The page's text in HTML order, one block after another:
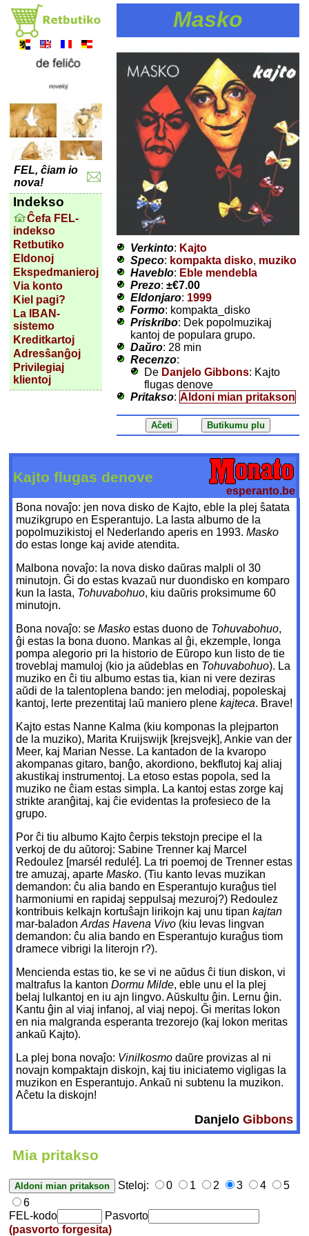
FEL, ĉiam io
nova!
Indekso
Ĉefa FEL-
indekso
Retbutiko
Eldonoj
Ekspedmanieroj
Via konto
Kiel pagi?
La IBAN-
sistemo
Kreditkartoj
Adresŝanĝoj
Privilegiaj
klientoj
Masko
Verkinto: Kajto
Speco: kompakta disko, muziko
Haveblo: Eble mendebla
Prezo: ±€7.00
Eldonjaro: 1999
Formo: kompakta_disko
Priskribo: Dek popolmuzikaj
kantoj de populara grupo.
Daŭro: 28 min
Recenzo:
De Danjelo Gibbons: Kajto
flugas denove
Pritakso: Aldoni mian pritakson
Kajto flugas denove
esperanto.be
Bona novaĵo: jen nova disko de Kajto, eble la plej ŝatata
muzikgrupo en Esperantujo. La lasta albumo de la
popolmuzikistoj el Nederlando aperis en 1993.Masko
do estas longe kaj avide atendita.
Malbona novaĵo: la nova disko daŭras malpli ol 30
minutojn. Ĝi do estas kvazaŭ nur duondisko en komparo
kun la lasta, Tohuvabohuo, kiu daŭris proksimume 60
minutojn.
Bona novaĵo: seMasko estas duono de Tohuvabohuo,
ĝi estas la bona duono. Mankas al ĝi, ekzemple, longa
pompa alegorio pri la historio de Eŭropo kun listo de tie
troveblaj mamuloj (kio ja aŭdeblas en Tohuvabohuo). La
muziko en ĉi tiu albumo estas tia, kian ni vere deziras
aŭdi de la talentoplena bando: jen melodiaj, popoleskaj
kantoj, lerte prezentitaj laŭ maniero plenekajteca. Brave!
Kajto estas Nanne Kalma (kiu komponas la plejparton
de la muziko), Marita Kruijswijk [krejsvejk], Ankie van der
Meer, kaj Marian Nesse. La kantadon de la kvaropo
akompanas gitaro, banĝo, akordiono, bekflutoj kaj aliaj
akustikaj instrumentoj. La etoso estas popola, sed la
muziko ne ĉiam estas simpla. La kantoj estas zorge kaj
strikte aranĝitaj, kaj ĉie evidentas la profesieco de la
grupo.
Por ĉi tiu albumo Kajto ĉerpis tekstojn precipe el la
verkoj de du aŭtoroj: Sabine Trenner kaj Marcel
Redoulez [marsél redulé]. La tri poemoj de Trenner estas
tre amuzaj, aparteMasko. (Tiu kanto levas muzikan
demandon: ĉu alia bando en Esperantujo kuraĝus tiel
harmoniumi en rapidaj seppulsaj mezuroj?) Redoulez
kontribuis kelkajn kortuŝajn lirikojn kaj unu tipankajtan
mar-baladonArdas Havena Vivo (kiu levas lingvan
demandon: ĉu alia bando en Esperantujo kuraĝus tiom
dramece vibrigi la literojn r?).
Mencienda estas tio, ke se vi ne aŭdus ĉi tiun diskon, vi
maltrafus la kantonDormu Milde, eble unu el la plej
belaj lulkantoj en iu ajn lingvo. Aŭskultu ĝin. Lernu ĝin.
Kantu ĝin al viaj infanoj, al viaj nepoj. Ĝi meritas lokon
en nia malgranda esperanta trezorejo (kaj lokon meritas
ankaŭ Kajto).
La plej bona novaĵo: Vinilkosmo daŭre provizas al ni
novajn kompaktajn diskojn, kaj tiu iniciatemo vigligas la
muzikon en Esperantujo. Ankaŭ ni subtenu la muzikon.
Aĉetu la diskojn!
Danjelo Gibbons
Mia pritakso
Steloj: 0 1 2 3 4
5
6
FEL-kodo
Pasvorto
(pasvorto forgesita)